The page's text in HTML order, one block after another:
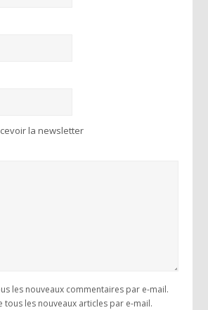
la newsletter
les nouveaux commentaires par e-mail.
tous les nouveaux articles par e-mail.